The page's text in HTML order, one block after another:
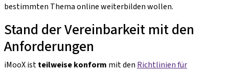
bestimmten Thema online weiterbilden wollen.
Stand der Vereinbarkeit mit den
Anforderungen
iMooX istteilweise konform mit den Richtlinien für